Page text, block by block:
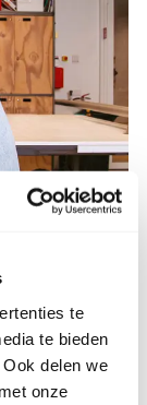
te
te bieden
delen we
onze